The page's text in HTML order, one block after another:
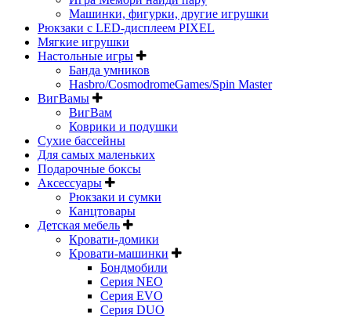
Машинки, фигурки, другие игрушки
Рюкзаки с LED-дисплеем PIXEL
Мягкие игрушки
Настольные игры
Банда умников
Hasbro/CosmodromeGames/Spin Master
ВигВамы
ВигВам
Коврики и подушки
Сухие бассейны
Для самых маленьких
Подарочные боксы
Аксессуары
Рюкзаки и сумки
Канцтовары
Детская мебель
Кровати-домики
Кровати-машинки
Бондмобили
Серия NEO
Серия EVO
Серия DUO